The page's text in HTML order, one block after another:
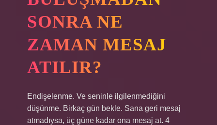
SONRA NE
ZAMAN MESAJ
ATILIR?
Endişelenme. Ve seninle ilgilenmediğini
düşünme. Birkaç gün bekle. Sana geri mesaj
atmadıysa, üç güne kadar ona mesaj at. 4